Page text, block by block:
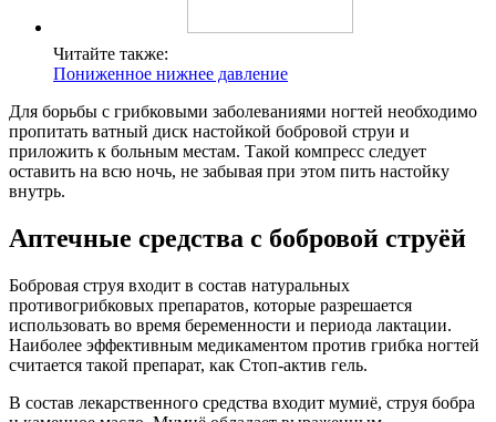
Читайте также:
Пониженное нижнее давление
Для борьбы с грибковыми заболеваниями ногтей необходимо
пропитать ватный диск настойкой бобровой струи и
приложить к больным местам. Такой компресс следует
оставить на всю ночь, не забывая при этом пить настойку
внутрь.
Аптечные средства с бобровой струёй
Бобровая струя входит в состав натуральных
противогрибковых препаратов, которые разрешается
использовать во время беременности и периода лактации.
Наиболее эффективным медикаментом против грибка ногтей
считается такой препарат, как Стоп-актив гель.
В состав лекарственного средства входит мумиё, струя бобра